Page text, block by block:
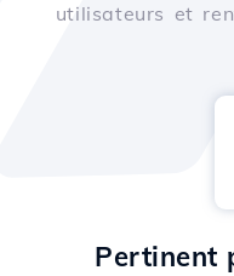
utilisateurs et
Pertinent